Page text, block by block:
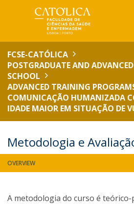
FCSE-CATÓLICA
POSTGRADUATE AND
SCHOOL
ADVANCED TRAINING
COMUNICAÇÃO HUMANIZADA
IDADE MAIOR EM SITUAÇÃO DE
Metodologia e
OVERVIEW
A metodologia do curso é